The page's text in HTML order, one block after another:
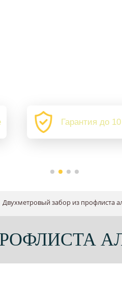
Гарантия до
Двухметровый забор из профлиста